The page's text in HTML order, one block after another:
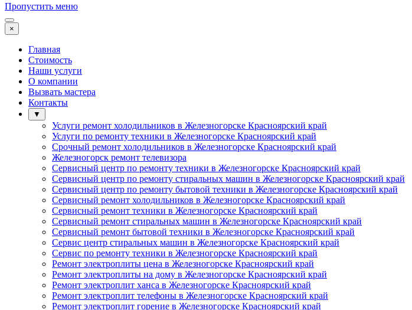
Пропустить меню
×
Главная
Стоимость
Наши услуги
О компании
Вызвать мастера
Контакты
▼
Услуги ремонт холодильников в Железногорске Красноярский край
Услуги по ремонту техники в Железногорске Красноярский край
Срочный ремонт холодильников в Железногорске Красноярский край
Железногорск ремонт телевизора
Сервисный центр по ремонту техники в Железногорске Красноярский край
Сервисный центр по ремонту стиральных машин в Железногорске Красноярский край
Сервисный центр по ремонту бытовой техники в Железногорске Красноярский край
Сервисный ремонт холодильников в Железногорске Красноярский край
Сервисный ремонт техники в Железногорске Красноярский край
Сервисный ремонт стиральных машин в Железногорске Красноярский край
Сервисный ремонт бытовой техники в Железногорске Красноярский край
Сервис центр стиральных машин в Железногорске Красноярский край
Сервис по ремонту техники в Железногорске Красноярский край
Ремонт электроплиты цена в Железногорске Красноярский край
Ремонт электроплиты на дому в Железногорске Красноярский край
Ремонт электроплит ханса в Железногорске Красноярский край
Ремонт электроплит телефоны в Железногорске Красноярский край
Ремонт электроплит горение в Железногорске Красноярский край